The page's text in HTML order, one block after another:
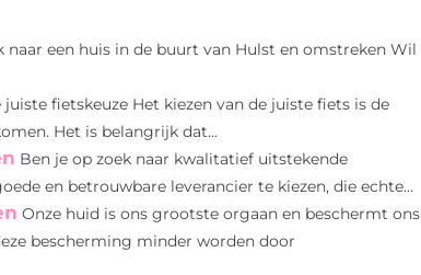
naar een huis in de buurt van Hulst en omstreken Wil
juiste fietskeuze Het kiezen van de juiste fiets is de
Het is belangrijk dat...
Ben je op zoek naar kwalitatief uitstekende
en betrouwbare leverancier te kiezen, die echte...
Onze huid is ons grootste orgaan en beschermt ons
bescherming minder worden door